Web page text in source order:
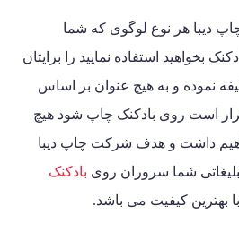
دیبا هر نوع لوگوی که شما
بخواهید استفاده نمایید را برایتان
نموده و به هیچ عنوان بر اساس
است روی بادکنک چاپ شود هیچ
داشت و هدف شرکت چاپ دیبا
شما سروران روی بادکنک
با بهترین کیفیت می باشد.